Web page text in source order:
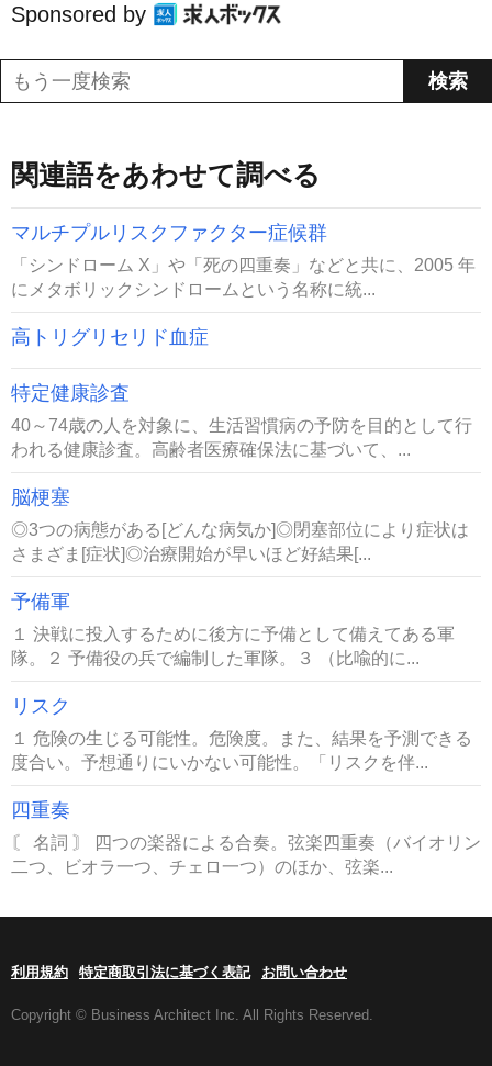
Sponsored by
関連語をあわせて調べる
マルチプルリスクファクター症候群
「シンドローム X」や「死の四重奏」などと共に、2005 年
にメタボリックシンドロームという名称に統...
高トリグリセリド血症
特定健康診査
40～74歳の人を対象に、生活習慣病の予防を目的として行
われる健康診査。高齢者医療確保法に基づいて、...
脳梗塞
◎3つの病態がある[どんな病気か]◎閉塞部位により症状は
さまざま[症状]◎治療開始が早いほど好結果[...
予備軍
１ 決戦に投入するために後方に予備として備えてある軍
隊。２ 予備役の兵で編制した軍隊。３ （比喩的に...
リスク
１ 危険の生じる可能性。危険度。また、結果を予測できる
度合い。予想通りにいかない可能性。「リスクを伴...
四重奏
〘 名詞 〙 四つの楽器による合奏。弦楽四重奏（バイオリン
二つ、ビオラ一つ、チェロ一つ）のほか、弦楽...
利用規約 特定商取引法に基づく表記 お問い合わせ
Copyright © Business Architect Inc. All Rights Reserved.